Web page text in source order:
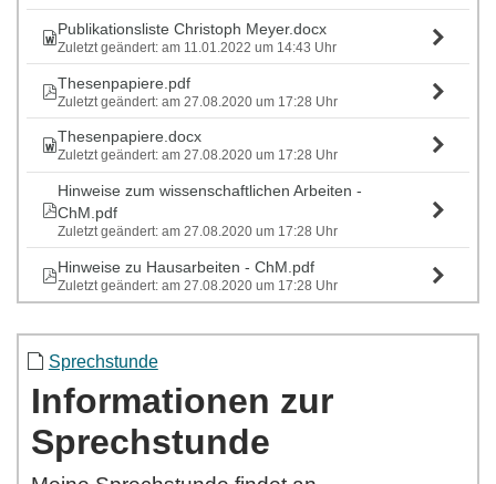
Publikationsliste Christoph Meyer.docx
Zuletzt geändert: am 11.01.2022 um 14:43 Uhr
Thesenpapiere.pdf
Zuletzt geändert: am 27.08.2020 um 17:28 Uhr
Thesenpapiere.docx
Zuletzt geändert: am 27.08.2020 um 17:28 Uhr
Hinweise zum wissenschaftlichen Arbeiten -
ChM.pdf
Zuletzt geändert: am 27.08.2020 um 17:28 Uhr
Hinweise zu Hausarbeiten - ChM.pdf
Zuletzt geändert: am 27.08.2020 um 17:28 Uhr
Sprechstunde